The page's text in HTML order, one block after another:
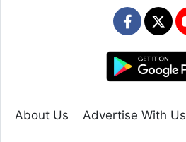
About Us Advertise With Us